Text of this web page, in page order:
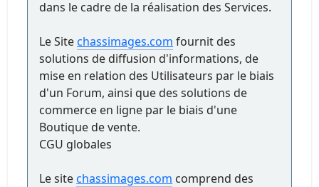
dans le cadre de la réalisation des Services.
Le Sitechassimages.com fournit des
solutions de diffusion d'informations, de
mise en relation des Utilisateurs par le biais
d'un Forum, ainsi que des solutions de
commerce en ligne par le biais d'une
Boutique de vente.
CGU globales
Le sitechassimages.com comprend des